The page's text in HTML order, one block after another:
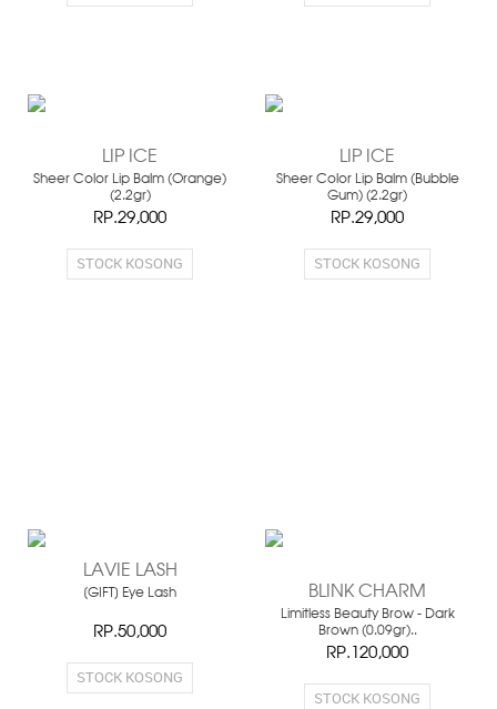
LIP ICE
Sheer Color Lip Balm (Orange)
(2.2gr)
RP.29,000
STOCK KOSONG
LIP ICE
Sheer Color Lip Balm (Bubble
Gum) (2.2gr)
RP.29,000
STOCK KOSONG
LAVIE LASH
[GIFT] Eye Lash
RP.50,000
STOCK KOSONG
BLINK CHARM
Limitless Beauty Brow - Dark
Brown (0.09gr)..
RP.120,000
STOCK KOSONG